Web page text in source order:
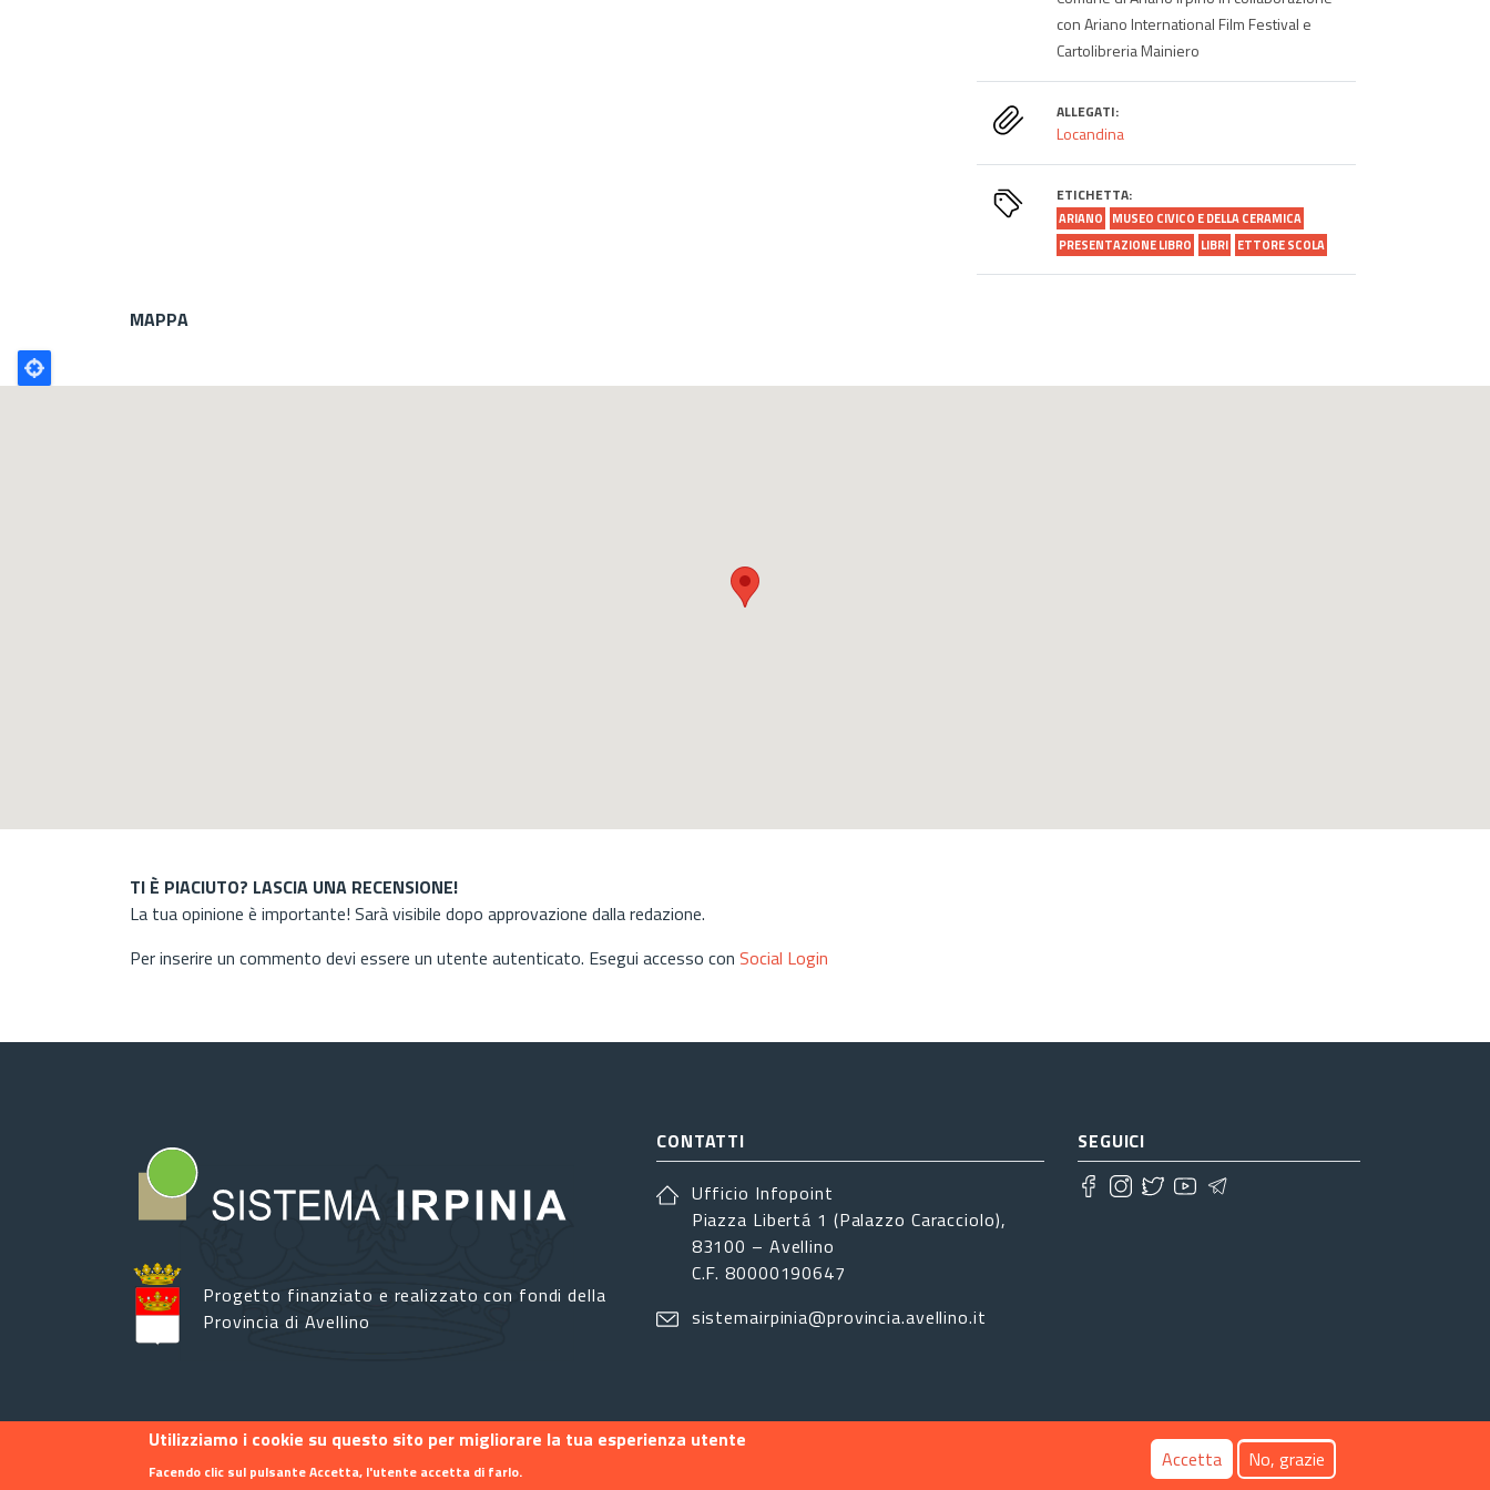
con Ariano International Film Festival e
Cartolibreria Mainiero
ALLEGATI:
Locandina
ETICHETTA:
ARIANO
MUSEO CIVICO E DELLA CERAMICA
PRESENTAZIONE LIBRO
LIBRI ETTORE SCOLA
MAPPA
Poligono
GEO
TI È PIACIUTO? LASCIA UNA RECENSIONE!
La tua opinione è importante! Sarà visibile dopo approvazione dalla redazione.
Per inserire un commento devi essere un utente autenticato. Esegui accesso con Social Login
Progetto finanziato e realizzato con fondi della
Provincia di Avellino
CONTATTI
Ufficio Infopoint
Piazza Libertá 1 (Palazzo Caracciolo),
83100 – Avellino
C.F. 80000190647
sistemairpinia@provincia.avellino.it
SEGUICI
Footer menu
Contatti Info Privacy
Utilizziamo i cookie su questo sito per migliorare la tua esperienza utente
Facendo clic sul pulsante Accetta, l'utente accetta di farlo. Accetta No, grazie